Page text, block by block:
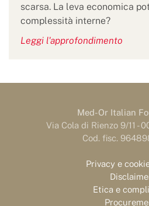
scarsa. La leva economica
complessità interne?
Leggi l'approfondimento
Med-Or Italian
Via Cola di Rienzo 9/11 -
Cod. fisc.
Privacy e
Etica e